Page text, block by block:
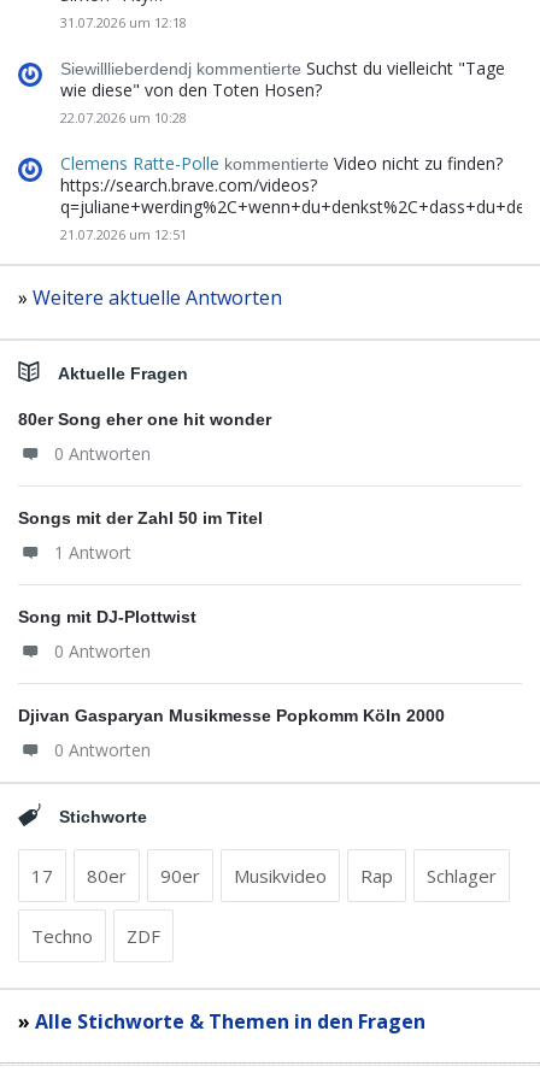
31.07.2026 um 12:18
Siewilllieberdendj kommentierte Suchst du vielleicht "Tage
wie diese" von den Toten Hosen?
22.07.2026 um 10:28
Clemens Ratte-Polle kommentierte Video nicht zu finden?
https://search.brave.com/videos?
21.07.2026 um 12:51
» Weitere aktuelle Antworten
Aktuelle Fragen
80er Song eher one hit wonder
0 Antworten
Songs mit der Zahl 50 im Titel
1 Antwort
Song mit DJ-Plottwist
0 Antworten
Djivan Gasparyan Musikmesse Popkomm Köln 2000
0 Antworten
Stichworte
17 80er 90er Musikvideo Rap Schlager
Techno ZDF
» Alle Stichworte & Themen in den Fragen